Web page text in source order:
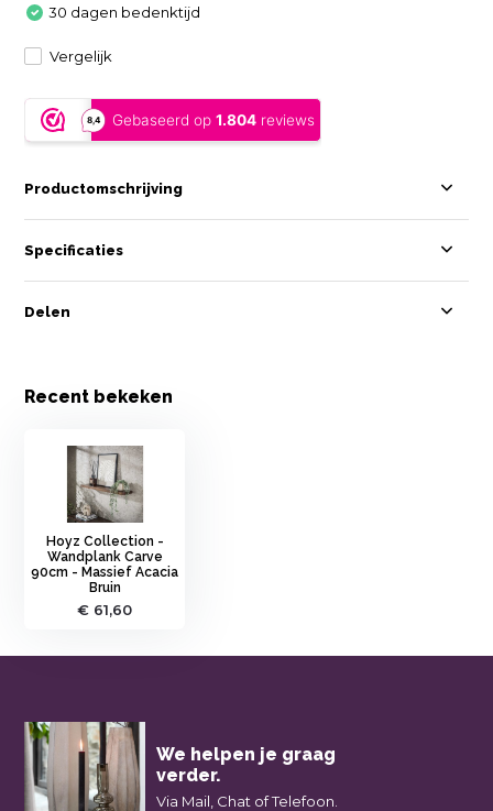
30 dagen bedenktijd
Vergelijk
Productomschrijving
Specificaties
Delen
Recent bekeken
Hoyz Collection -
Wandplank Carve
90cm - Massief Acacia
Bruin
€ 61,60
We helpen je graag
verder.
Via Mail, Chat of Telefoon.